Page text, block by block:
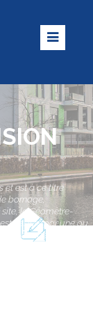
et est à ce titre
bornage,
le Géomètre-
assisté par une ou
dans ce type de